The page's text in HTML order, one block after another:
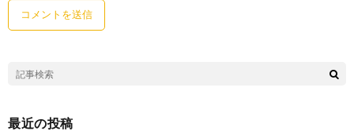
最近の投稿